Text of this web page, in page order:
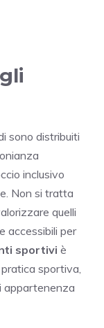
sono distribuiti
inclusivo
Non si tratta
quelli
accessibili per
sportivi è
sportiva,
appartenenza